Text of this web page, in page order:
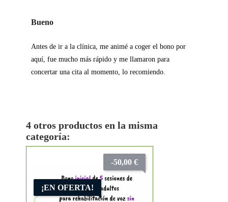
Bueno
Antes de ir a la clínica, me animé a coger el bono por
aquí, fue mucho más rápido y me llamaron para
concertar una cita al momento, lo recomiendo.
4 otros productos en la misma
categoría:
¡EN OFERTA!
-50,00 €